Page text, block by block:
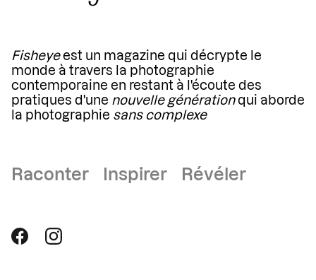
Fisheyeest un magazine qui décrypte le
monde à travers la photographie
contemporaine en restant à l'écoute des
pratiques d'une nouvelle générationqui aborde
la photographie sans complexe
Raconter Inspirer Révéler